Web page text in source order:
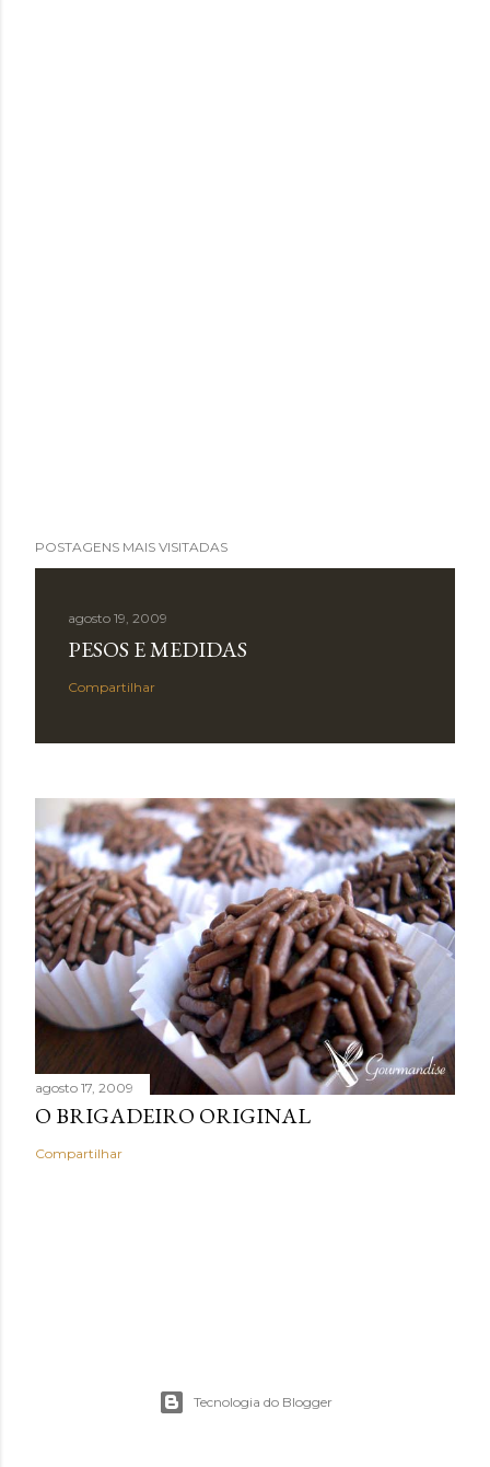
POSTAGENS MAIS VISITADAS
agosto 19, 2009
PESOS E MEDIDAS
Compartilhar
agosto 17, 2009
O BRIGADEIRO ORIGINAL
Compartilhar
Tecnologia do Blogger